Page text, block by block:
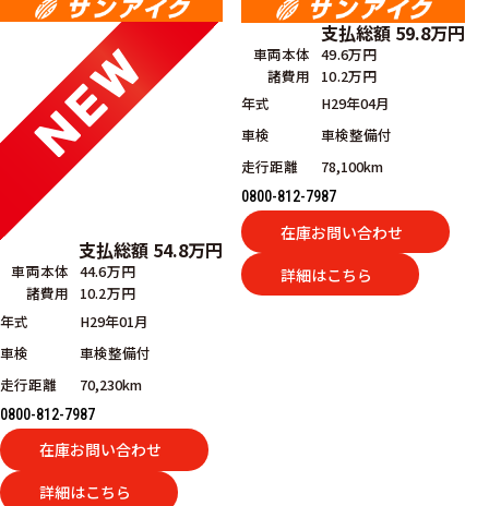
支払総額 54.8万円
車両本体 44.6万円
諸費用
10.2万円
年式
H29年01月
車検
車検整備付
走行距離
70,230km
0800-812-7987
在庫お問い合わせ
詳細はこちら
支払総額 59.8万円
車両本体 49.6万円
諸費用
10.2万円
年式
H29年04月
車検
車検整備付
走行距離
78,100km
0800-812-7987
在庫お問い合わせ
詳細はこちら